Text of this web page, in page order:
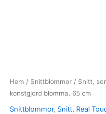
Hem / Snittblommor / Snitt,
konstgjord blomma, 65 cm
Snittblommor, Snitt, Real